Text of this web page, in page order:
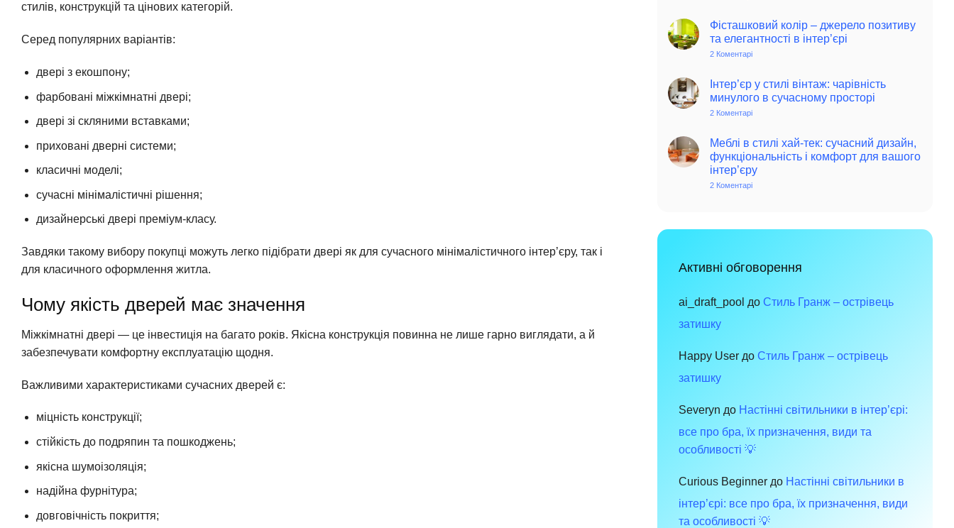
стилів, конструкцій та цінових категорій.
Серед популярних варіантів:
двері з екошпону;
фарбовані міжкімнатні двері;
двері зі скляними вставками;
приховані дверні системи;
класичні моделі;
сучасні мінімалістичні рішення;
дизайнерські двері преміум-класу.
Завдяки такому вибору покупці можуть легко підібрати двері як для сучасного мінімалістичного інтер’єру, так і
для класичного оформлення житла.
Чому якість дверей має значення
Міжкімнатні двері — це інвестиція на багато років. Якісна конструкція повинна не лише гарно виглядати, а й
забезпечувати комфортну експлуатацію щодня.
Важливими характеристиками сучасних дверей є:
міцність конструкції;
стійкість до подряпин та пошкоджень;
якісна шумоізоляція;
надійна фурнітура;
довговічність покриття;
автентичний
колониальний
стиль
особливості
та
поради
Фісташковий колір – джерело позитиву
та елегантності в інтер’єрі
2 Коментарі
–
джерело
позитиву
інтер’єрі
Інтер’єр у стилі вінтаж: чарівність
минулого в сучасному просторі
2 Коментарі
стилі
вінтаж:
чарівність
минулого
в
Меблі в стилі хай-тек: сучасний дизайн,
функціональність і комфорт для вашого
інтер’єру
2 Коментарі
тек:
комфорт
вашого
інтер’єру
Активні обговорення
ai_draft_pool до Стиль Гранж – острівець
затишку
Happy User до Стиль Гранж – острівець
затишку
Severyn до Настінні світильники в інтер’єрі:
все про бра, їх призначення, види та
особливості 💡
Curious Beginner до Настінні світильники в
інтер’єрі: все про бра, їх призначення, види
та особливості 💡